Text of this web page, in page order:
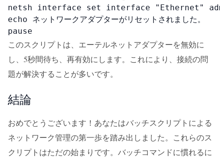
netsh interface set interface "Ethernet"
echo ネットワークアダプターがリセットされました。
pause
このスクリプトは、エーテルネットアダプターを無効に
し、5秒間待ち、再有効にします。これにより、接続の問
題が解決することが多いです。
結論
おめでとうございます！あなたはバッチスクリプトによる
ネットワーク管理の第一歩を踏み出しました。これらのス
クリプトはただの始まりです。バッチコマンドに慣れるに